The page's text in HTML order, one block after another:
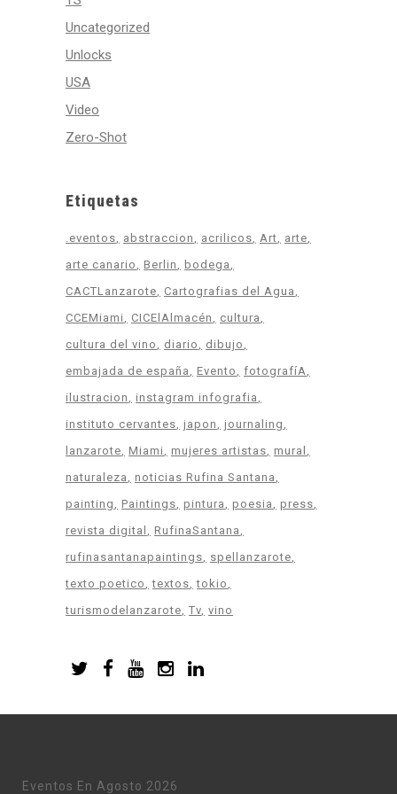
Uncategorized
Unlocks
USA
Video
Zero-Shot
Etiquetas
.eventos abstraccion acrilicos Art
arte
arte canario
Berlin
bodega
CACTLanzarote
Cartografias del Agua
CCEMiami
CICElAlmacén
cultura
cultura del vino
diario
dibujo
embajada de españa
Evento
fotografíA
ilustracion
instagram infografia
instituto cervantes japon
journaling
lanzarote Miami mujeres artistas mural
naturaleza
noticias Rufina Santana
painting
Paintings pintura poesia
press
revista digital
RufinaSantana
rufinasantanapaintings
spellanzarote
texto poetico
textos tokio
turismodelanzarote Tv vino
Eventos En Agosto 2026